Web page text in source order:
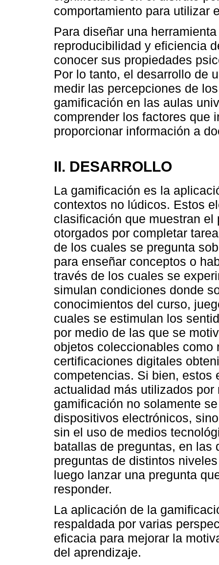
comportamiento para utilizar
Para diseñar una
reproducibilidad y eficiencia
conocer sus propiedades
Por lo tanto, el desarrollo de
medir las percepciones de
gamificación en las aulas
comprender los factores que
proporcionar información a
II. DESARROLLO
La gamificación es la
contextos no lúdicos. Estos
clasificación que muestran
otorgados por completar
de los cuales se pregunta
para enseñar conceptos o
través de los cuales se
simulan condiciones donde
conocimientos del curso,
cuales se estimulan los
por medio de las que se
objetos coleccionables
certificaciones digitales
competencias. Si bien, estos
actualidad más utilizados
gamificación no solamente
dispositivos electrónicos,
sin el uso de medios
batallas de preguntas, en las
preguntas de distintos
luego lanzar una pregunta
responder.
La aplicación de la
respaldada por varias
eficacia para mejorar la
del aprendizaje.